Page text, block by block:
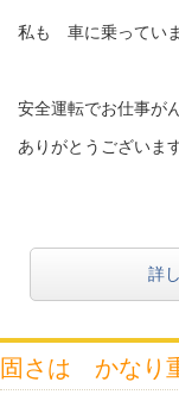
私も 車に乗ってい
安全運転でお仕事が
ありがとうございます
詳
固さは かなり